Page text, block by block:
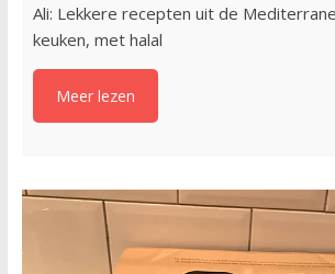
Ali: Lekkere recepten uit de
keuken, met halal
Meer lezen